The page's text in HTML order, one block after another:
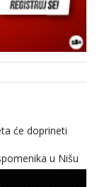
će doprineti
u Nišu